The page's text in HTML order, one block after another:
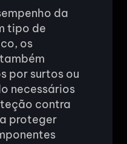
da
tipo de
os
por surtos ou
necessários
contra
proteger